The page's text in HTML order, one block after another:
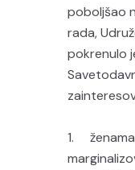
poboljšao
rada,
pokrenulo
1.